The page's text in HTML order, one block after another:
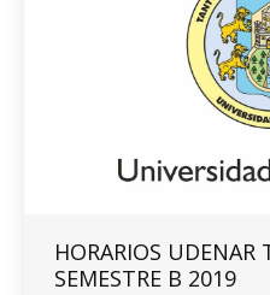
HORARIOS UDENAR
SEMESTRE B 2019